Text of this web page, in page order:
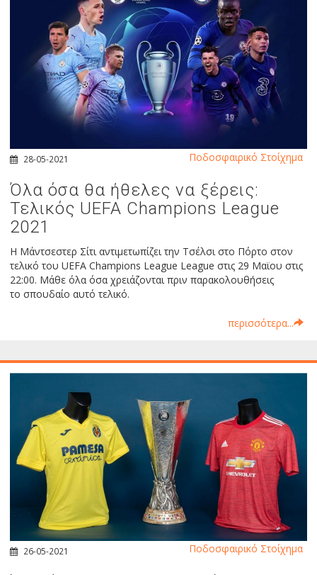
28-05-2021
Όλα όσα θα ήθελες να ξέρεις:
Τελικός UEFA Champions League
2021
Η Μάντσεστερ Σίτι αντιμετωπίζει την Τσέλσι στο Πόρτο στον
τελικό του UEFA Champions League League στις 29 Μαϊου στις
22:00. Μάθε όλα όσα χρειάζονται πριν παρακολουθήσεις
το σπουδαίο αυτό τελικό.
περισσότερα...
Ποδοσφαιρικό Στοίχημα
26-05-2021 Ποδοσφαιρικό Στοίχημα